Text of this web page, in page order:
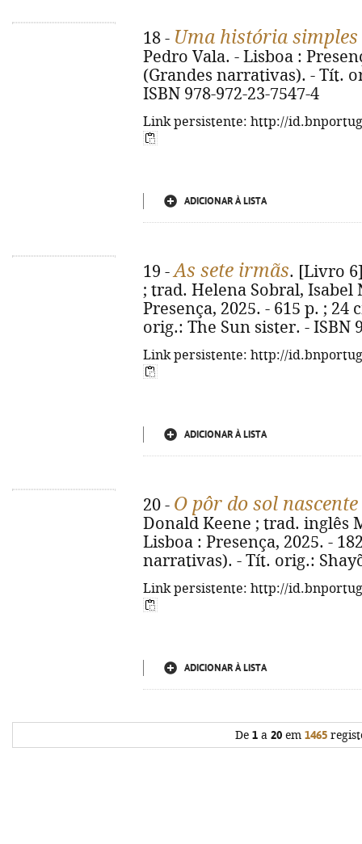
18 - Uma história simples
Pedro Vala. - Lisboa :
(Grandes narrativas). - Tít.
ISBN 978-972-23-7547-4
Link persistente: http://
ADICIONAR À LISTA
19 -As sete irmãs. [Livro
; trad. Helena Sobral, Isabel
Presença, 2025. - 615 p. ;
orig.: The Sun sister. - ISBN
Link persistente: http://
ADICIONAR À LISTA
20 - O pôr do sol nascente
Donald Keene ; trad. inglês
Lisboa : Presença, 2025. -
narrativas). - Tít. orig.:
Link persistente: http://
ADICIONAR À LISTA
De 1a 20em 1465